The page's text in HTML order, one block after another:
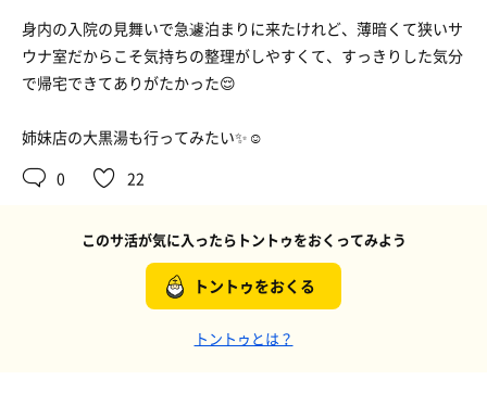
身内の入院の見舞いで急遽泊まりに来たけれど、薄暗くて狭いサ
ウナ室だからこそ気持ちの整理がしやすくて、すっきりした気分
で帰宅できてありがたかった😌
姉妹店の大黒湯も行ってみたい✨☺️
0
22
このサ活が気に入ったらトントゥをおくってみよう
トントゥをおくる
トントゥとは？